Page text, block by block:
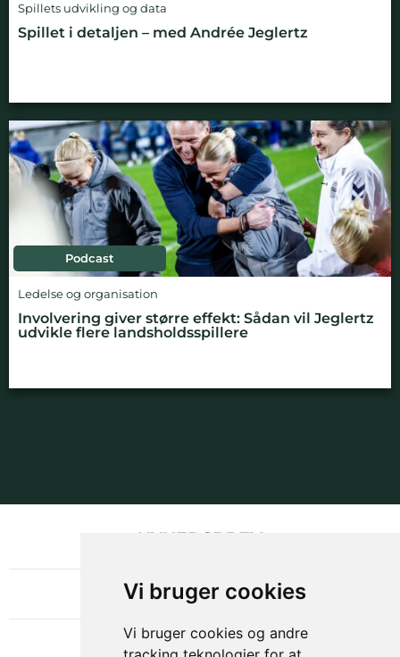
Vi bruger cookies
Vi bruger cookies og andre
Spillets udvikling og data
Spillet i detaljen – med Andrée Jeglertz
Podcast
Ledelse og organisation
Involvering giver større effekt: Sådan vil Jeglertz
udvikle flere landsholdsspillere
NYHEDSBREV
OM GAMECHANGER